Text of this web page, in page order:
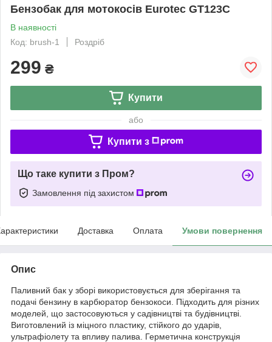
Бензобак для мотокосів Eurotec GT123C
В наявності
Код: brush-1
Роздріб
299 ₴
Купити
або
Купити з
Що таке купити з Пром?
Замовлення під захистом
Доставка Оплата Умови повернення
Опис
Паливний бак у зборі використовується для зберігання та
подачі бензину в карбюратор бензокоси. Підходить для різних
моделей, що застосовуються у садівництві та будівництві.
Виготовлений із міцного пластику, стійкого до ударів,
ультрафіолету та впливу палива. Герметична конструкція